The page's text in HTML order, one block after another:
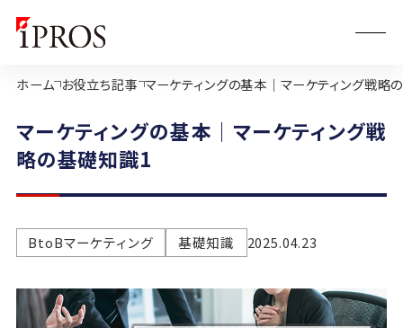
ホーム お役立ち記事 マーケティングの基本｜マーケティング戦略
マーケティングの基本｜マーケティング戦
略の基礎知識1
BtoBマーケティング 基礎知識 2025.04.23